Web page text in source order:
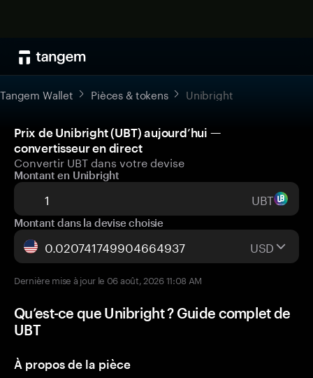
Tangem Wallet Pièces & tokens Unibright
Prix de Unibright (UBT) aujourd’hui —
convertisseur en direct
Convertir UBT dans votre devise
Montant en Unibright
UBT
Montant dans la devise choisie
USD
Dernière mise à jour le 06 août, 2026 11:08 AM
Qu’est-ce que Unibright ? Guide complet de
UBT
À propos de la pièce